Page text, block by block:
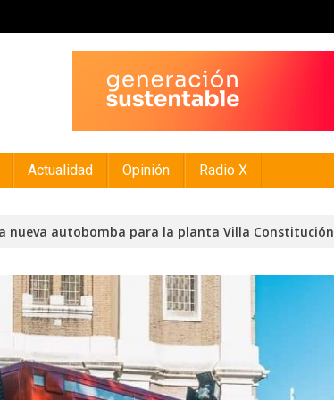
Actualidad Opinión Radio X
nueva autobomba para la planta Villa Constitución